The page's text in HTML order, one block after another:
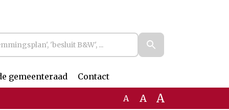
gemeenteraad Contact
A A A